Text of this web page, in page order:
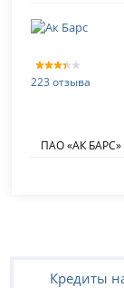
Кредиты
223 отзыва
ПАО «АК